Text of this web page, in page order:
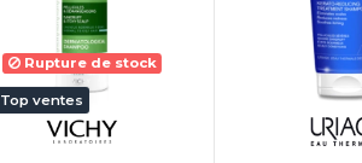
Top ventes
Rupture de stock